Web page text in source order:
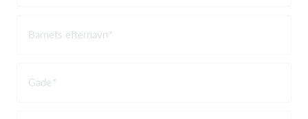
Barnets efternavn
Gade